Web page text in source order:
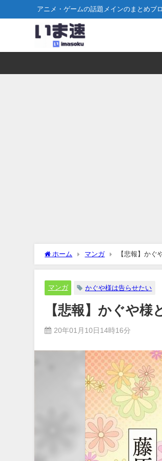
アニメ・ゲームの話題メインのまとめブ
ホーム マンガ 【悲報】かぐ
マンガ かぐや様は告らせたい
【悲報】かぐや
20年01月10日14時16分